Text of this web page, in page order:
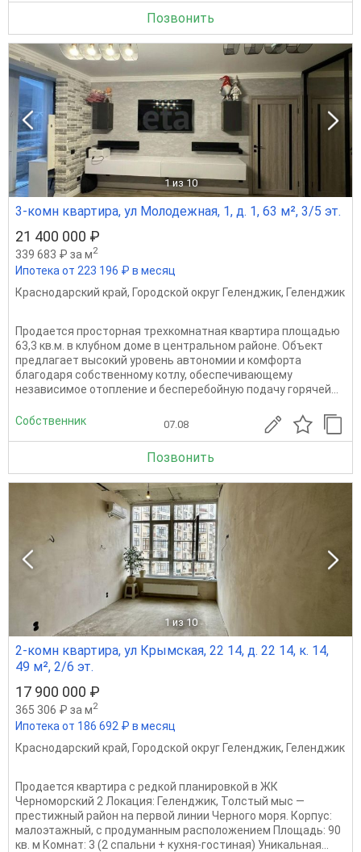
Позвонить
1 из 10
3-комн квартира, ул Молодежная, 1, д. 1, 63 м², 3/5 эт.
21 400 000 ₽
339 683 ₽ за м2
Ипотека от 223 196 ₽ в месяц
Краснодарский край, Городской округ Геленджик, Геленджик
Продается просторная трехкомнатная квартира площадью
63,3 кв.м. в клубном доме в центральном районе. Объект
предлагает высокий уровень автономии и комфорта
благодаря собственному котлу, обеспечивающему
независимое отопление и бесперебойную подачу горячей...
Собственник 07.08
Позвонить
1 из 10
2-комн квартира, ул Крымская, 22 14, д. 22 14, к. 14,
49 м², 2/6 эт.
17 900 000 ₽
365 306 ₽ за м2
Ипотека от 186 692 ₽ в месяц
Краснодарский край, Городской округ Геленджик, Геленджик
Продается квартира с редкой планировкой в ЖК
Черноморский 2 Локация: Геленджик, Толстый мыс —
престижный район на первой линии Черного моря. Корпус:
малоэтажный, с продуманным расположением Площадь: 90
кв. м Комнат: 3 (2 спальни + кухня-гостиная) Уникальная...